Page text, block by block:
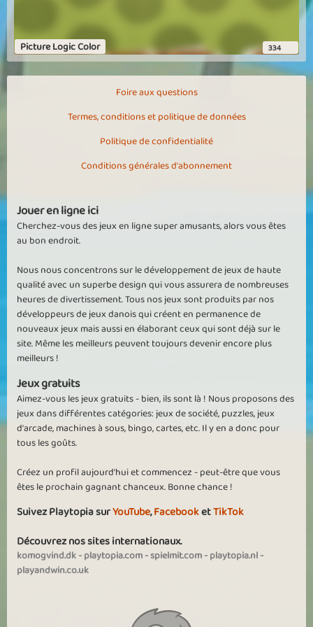
magnifiques , c'est chouette aussi d'avoir le choix et pouvoir les
faire en choisissant le nombre de pièces voulues , un plus qui n'est
pas désagréable pouvoir changer la couleur du fond d'écran .
Calimero80
playtopia, de nous donner la chance de nous relaxer. amitiés
Afficher plus
Picture Logic Color 334
Foire aux questions
Termes, conditions et politique de données
Politique de confidentialité
Conditions générales d'abonnement
Jouer en ligne ici
Cherchez-vous des jeux en ligne super amusants, alors vous êtes
au bon endroit.
Nous nous concentrons sur le développement de jeux de haute
qualité avec un superbe design qui vous assurera de nombreuses
heures de divertissement. Tous nos jeux sont produits par nos
développeurs de jeux danois qui créent en permanence de
nouveaux jeux mais aussi en élaborant ceux qui sont déjà sur le
site. Même les meilleurs peuvent toujours devenir encore plus
meilleurs !
Jeux gratuits
Aimez-vous les jeux gratuits - bien, ils sont là ! Nous proposons des
jeux dans différentes catégories: jeux de société, puzzles, jeux
d'arcade, machines à sous, bingo, cartes, etc. Il y en a donc pour
tous les goûts.
Créez un profil aujourd'hui et commencez - peut-être que vous
êtes le prochain gagnant chanceux. Bonne chance !
Suivez Playtopia surYouTube,FacebooketTikTok
Découvrez nos sites internationaux.
komogvind.dk-playtopia.com-spielmit.com-playtopia.nl-
playandwin.co.uk